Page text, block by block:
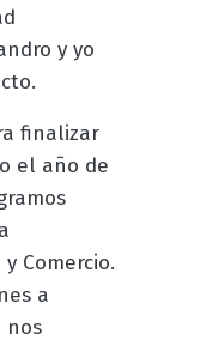
y yo
finalizar
el año de
Comercio.
a
nos